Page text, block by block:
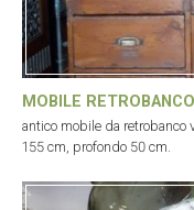
MOBILE
antico mobile da retrobanco
155 cm, profondo 50 cm.